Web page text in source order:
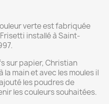
verte est fabriquée
installé à Saint-
sur papier, Christian
main et avec les moules il
les poudres de
les couleurs souhaitées.